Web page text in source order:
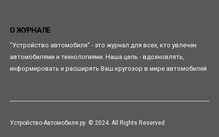
О ЖУРНАЛЕ
"Устройство автомобиля" - это журнал для всех, кто увлечен
автомобилями и технологиями. Наша цель - вдохновлять,
информировать и расширять Ваш кругозор в мире автомобилей
Устройство-Автомобиля.ру. © 2024. All Rights Reserved